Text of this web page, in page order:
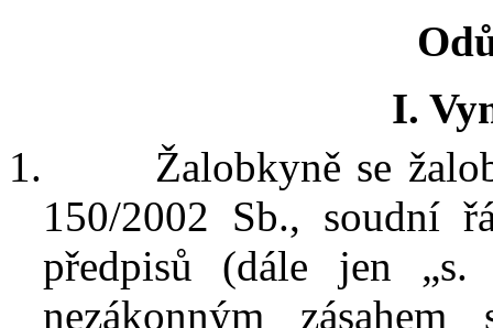
I.
1.
Žalobkyně se
150/2002 Sb., soudní
předpisů (dále jen
nezákonným